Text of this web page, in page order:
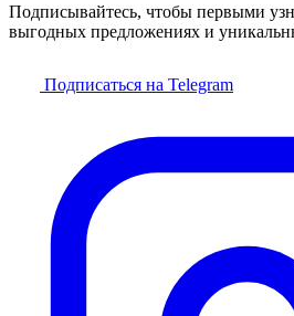
Подписывайтесь, чтобы первыми
выгодных предложениях и
Подписаться на Telegram